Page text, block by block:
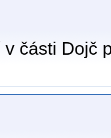
části Dojč